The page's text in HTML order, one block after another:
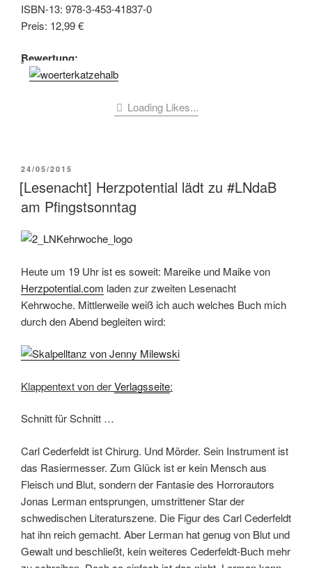
ISBN-13: 978-3-453-41837-0
Preis: 12,99 €
Bewertung:
Loading Likes...
VERÖFFENTLICHT
AM
24/05/2015
[Lesenacht] Herzpotential lädt zu #LNdaB
am Pfingstsonntag
Heute um 19 Uhr ist es soweit: Mareike und Maike von
Herzpotential.com laden zur zweiten Lesenacht
Kehrwoche. Mittlerweile weiß ich auch welches Buch mich
durch den Abend begleiten wird:
Klappentext von derVerlagsseite:
Schnitt für Schnitt …
Carl Cederfeldt ist Chirurg. Und Mörder. Sein Instrument ist
das Rasiermesser. Zum Glück ist er kein Mensch aus
Fleisch und Blut, sondern der Fantasie des Horrorautors
Jonas Lerman entsprungen, umstrittener Star der
schwedischen Literaturszene. Die Figur des Carl Cederfeldt
hat ihn reich gemacht. Aber Lerman hat genug von Blut und
Gewalt und beschließt, kein weiteres Cederfeldt-Buch mehr